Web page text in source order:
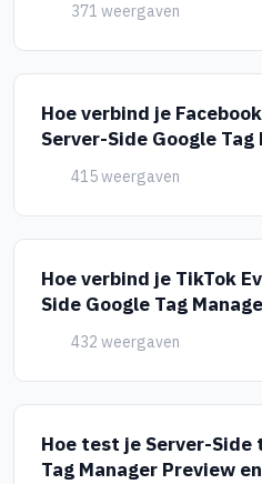
371 weergaven
Hoe verbind je
Server-Side Google Tag
415 weergaven
Hoe verbind je TikTok
Side Google Tag
432 weergaven
Hoe test je Server-
Tag Manager Preview